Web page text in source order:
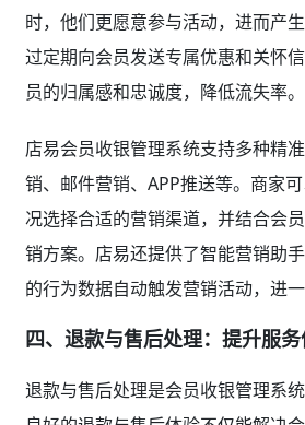
时，他们更愿意参与活动，进而产
过定期向会员发送专属优惠和关怀
员的归属感和忠诚度，降低流失率。
店易会员收银管理系统支持多种精
销、邮件营销、APP推送等。商家
况选择合适的营销渠道，并结合会
销方案。店易还提供了智能营销助
的行为数据自动触发营销活动，进
四、退款与售后处理：提升服
退款与售后处理是会员收银管理系